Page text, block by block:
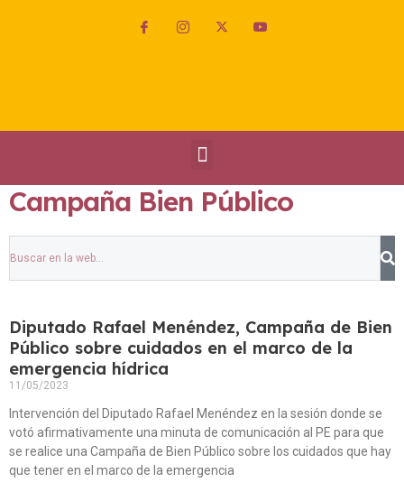
Campaña Bien Público
Diputado Rafael Menéndez, Campaña de Bien
Público sobre cuidados en el marco de la
emergencia hídrica
11/05/2023
Intervención del Diputado Rafael Menéndez en la sesión donde se
votó afirmativamente una minuta de comunicación al PE para que
se realice una Campaña de Bien Público sobre los cuidados que hay
que tener en el marco de la emergencia